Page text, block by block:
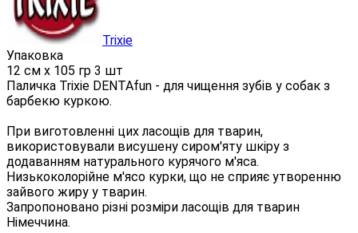
Trixie
Упаковка
12 см х 105 гр 3 шт
Паличка Trixie DENTAfun - для чищення зубів у собак з
барбекю куркою.
При виготовленні цих ласощів для тварин,
використовували висушену сиром'яту шкіру з
додаванням натурального курячого м'яса.
Низькоколорійне м'ясо курки, що не сприяє утворенню
зайвого жиру у тварин.
Запропоновано різні розміри ласощів для тварин
Німеччина.